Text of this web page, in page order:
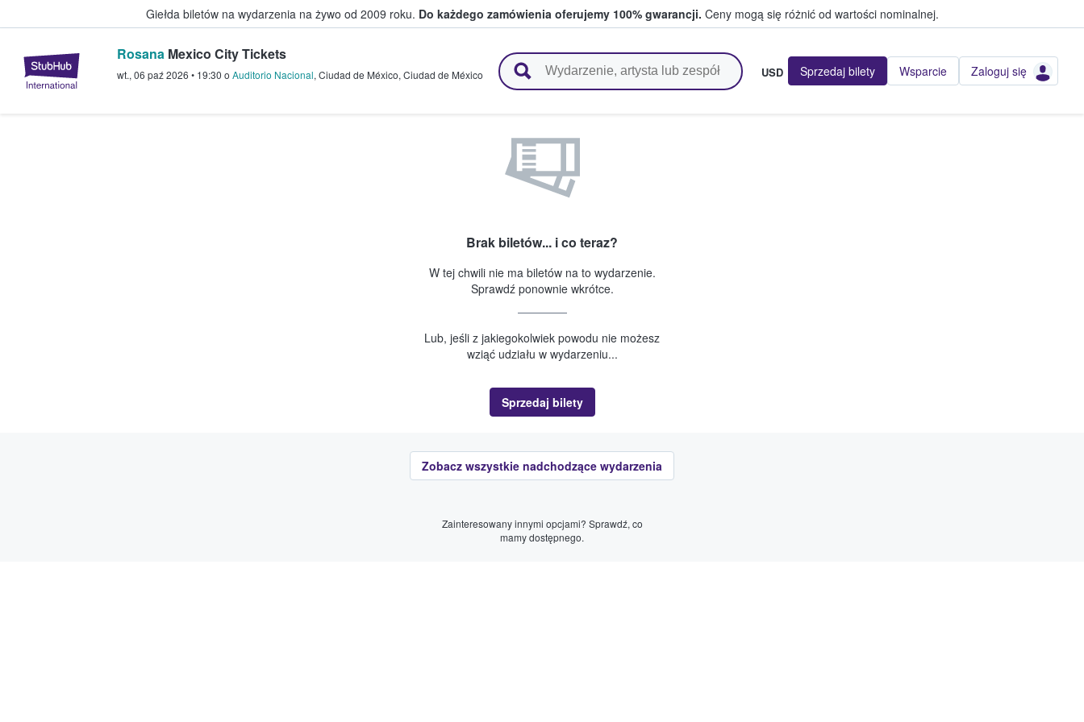
Giełda biletów na wydarzenia na żywo od 2009 roku. Do każdego zamówienia oferujemy 100% gwarancji. Ceny mogą się różnić od wartości nominalnej.
StubHub — miejsce, w którym fani i kibice kupują i sprzedają bilety
Rosana Mexico City Tickets
wt., 06 paź 2026 • 19:30 o Auditorio Nacional, Ciudad de México, Ciudad de México USD Sprzedaj bilety Wsparcie Zaloguj się
Brak biletów... i co teraz?
W tej chwili nie ma biletów na to wydarzenie.
Sprawdź ponownie wkrótce.
Lub, jeśli z jakiegokolwiek powodu nie możesz
wziąć udziału w wydarzeniu...
Sprzedaj bilety
Zobacz wszystkie nadchodzące wydarzenia
Zainteresowany innymi opcjami? Sprawdź, co
mamy dostępnego.